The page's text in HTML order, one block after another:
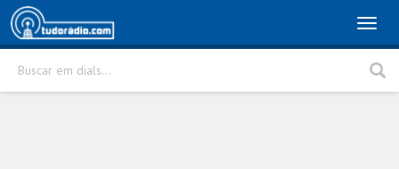
Buscar em dials...